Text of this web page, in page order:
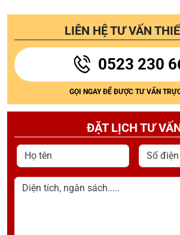
LIÊN HỆ TƯ VẤN
0523 230
GỌI NGAY ĐỂ ĐƯỢC TƯ VẤN
ĐẶT LỊCH TƯ
Họ tên Số điện
Diện tích, ngân sách.....